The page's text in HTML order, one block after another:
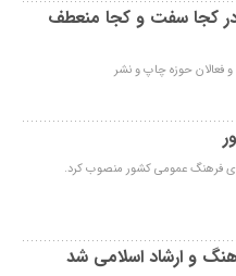
در کجا سفت و کجا منعطف
فعالان حوزه چاپ و نشر
فرهنگ عمومی کشور منصوب کرد.
و ارشاد اسلامی شد